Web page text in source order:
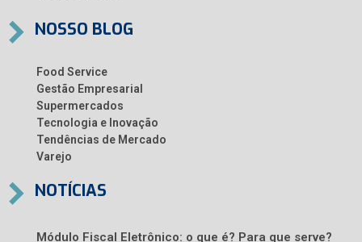
NOSSO BLOG
Food Service
Gestão Empresarial
Supermercados
Tecnologia e Inovação
Tendências de Mercado
Varejo
NOTÍCIAS
Módulo Fiscal Eletrônico: o que é? Para que serve?